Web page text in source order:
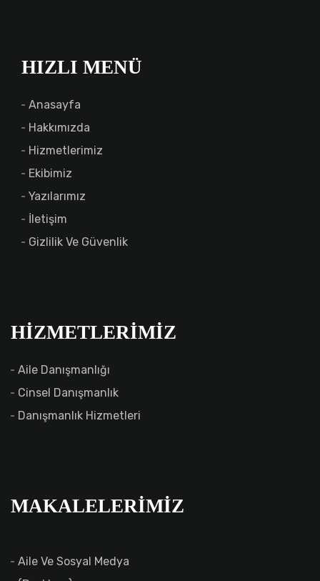
HIZLI MENÜ
Anasayfa
Hakkımızda
Hizmetlerimiz
Ekibimiz
Yazılarımız
İletişim
Gizlilik Ve Güvenlik
HIZMETLERIMIZ
Aile Danışmanlığı
Cinsel Danışmanlık
Danışmanlık Hizmetleri
MAKALELERIMIZ
Aile Ve Sosyal Medya